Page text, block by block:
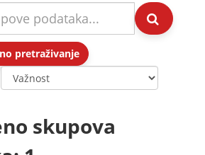
pretraživanje
skupova